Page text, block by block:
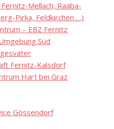
Mellach, Raaba-
Pirka, Feldkirchen …)
– EBZ Fernitz
Süd
Fernitz-Kalsdorf
Hart bei Graz
Gössendorf